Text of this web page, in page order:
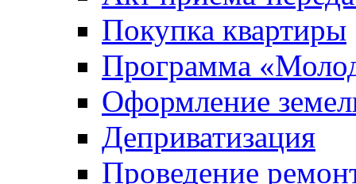
Покупка квартиры
Программа
Оформление
Деприватизация
Проведение